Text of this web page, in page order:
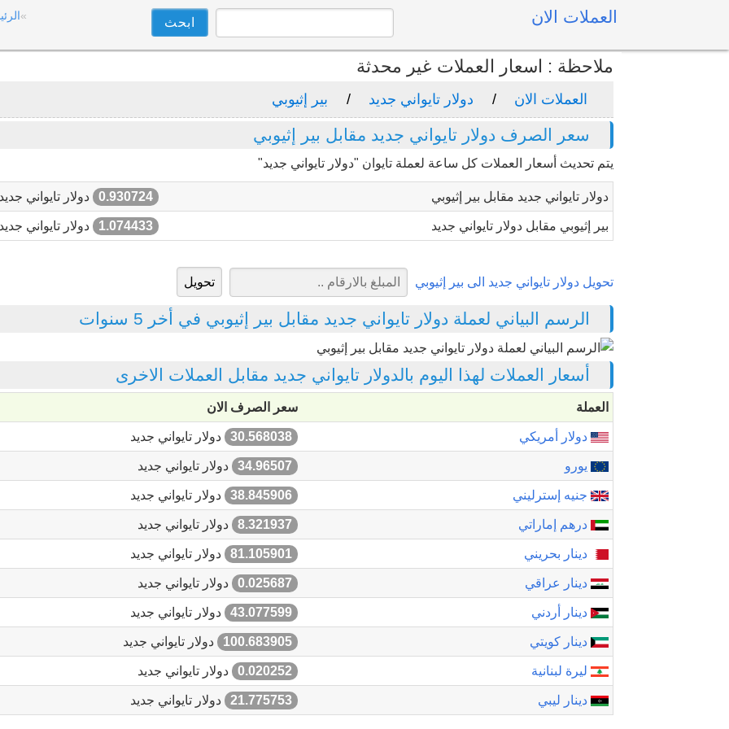
العملات الان
ملاحظة : اسعار العملات غير محدثة
العملات الان دولار تايواني جديد بير إثيوبي
سعر الصرف دولار تايواني جديد مقابل بير إثيوبي
يتم تحديث أسعار العملات كل ساعة لعملة تايوان "دولار تايواني جديد"
دولار تايواني جديد مقابل بير إثيوبي 0.930724 دولار تايواني جديد
بير إثيوبي مقابل دولار تايواني جديد 1.074433 دولار تايواني جديد
تحويل دولار تايواني جديد الى بير إثيوبي
الرسم البياني لعملة دولار تايواني جديد مقابل بير إثيوبي في أخر 5 سنوات
أسعار العملات لهذا اليوم بالدولار تايواني جديد مقابل العملات الاخرى
العملة سعر الصرف الان
دولار أمريكي 30.568038 دولار تايواني جديد
يورو 34.96507 دولار تايواني جديد
جنيه إسترليني 38.845906 دولار تايواني جديد
درهم إماراتي 8.321937 دولار تايواني جديد
دينار بحريني 81.105901 دولار تايواني جديد
دينار عراقي 0.025687 دولار تايواني جديد
دينار أردني 43.077599 دولار تايواني جديد
دينار كويتي 100.683905 دولار تايواني جديد
ليرة لبنانية 0.020252 دولار تايواني جديد
دينار ليبي 21.775753 دولار تايواني جديد